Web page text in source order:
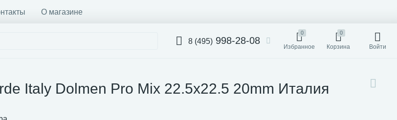
О магазине
8 (495) 998-28-08
0
Избранное
0
Корзина Войти
Italy Dolmen Pro Mix 22.5x22.5 20mm Италия